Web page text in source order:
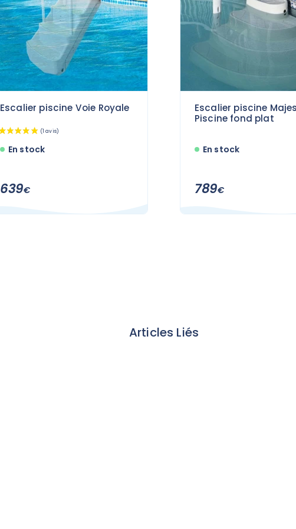
Escalier piscine Voie Royale
En stock
639€
Escalier piscine
Piscine fond plat
En stock
789€
Articles Liés